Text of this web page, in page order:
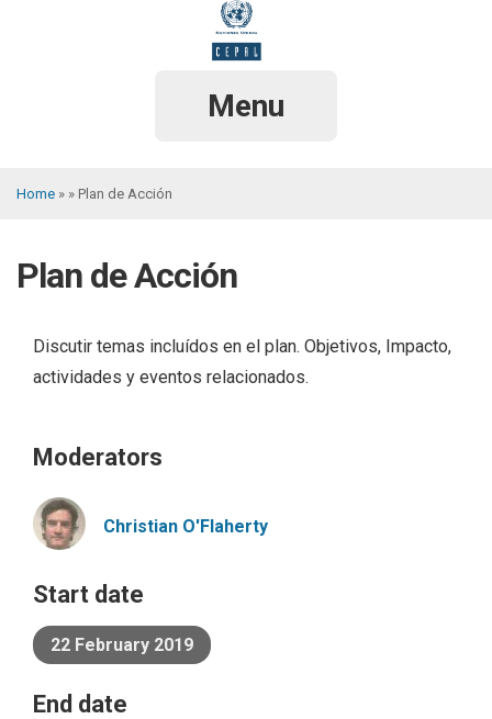
Menu
Home Plan de Acción
Plan de Acción
Discutir temas incluídos en el plan. Objetivos, Impacto,
actividades y eventos relacionados.
Moderators
Christian O'Flaherty
Start date
22 February 2019
End date